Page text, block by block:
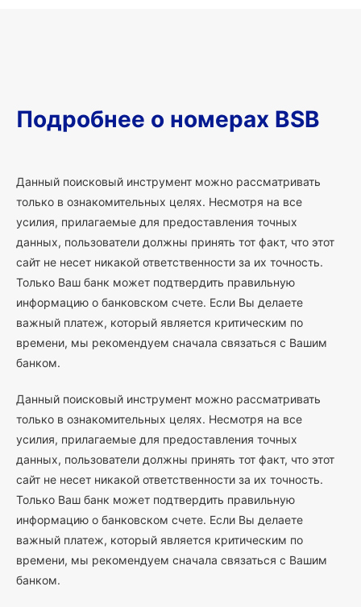
Подробнее о номерах BSB
Данный поисковый инструмент можно рассматривать
только в ознакомительных целях. Несмотря на все
усилия, прилагаемые для предоставления точных
данных, пользователи должны принять тот факт, что этот
сайт не несет никакой ответственности за их точность.
Только Ваш банк может подтвердить правильную
информацию о банковском счете. Если Вы делаете
важный платеж, который является критическим по
времени, мы рекомендуем сначала связаться с Вашим
банком.
Данный поисковый инструмент можно рассматривать
только в ознакомительных целях. Несмотря на все
усилия, прилагаемые для предоставления точных
данных, пользователи должны принять тот факт, что этот
сайт не несет никакой ответственности за их точность.
Только Ваш банк может подтвердить правильную
информацию о банковском счете. Если Вы делаете
важный платеж, который является критическим по
времени, мы рекомендуем сначала связаться с Вашим
банком.